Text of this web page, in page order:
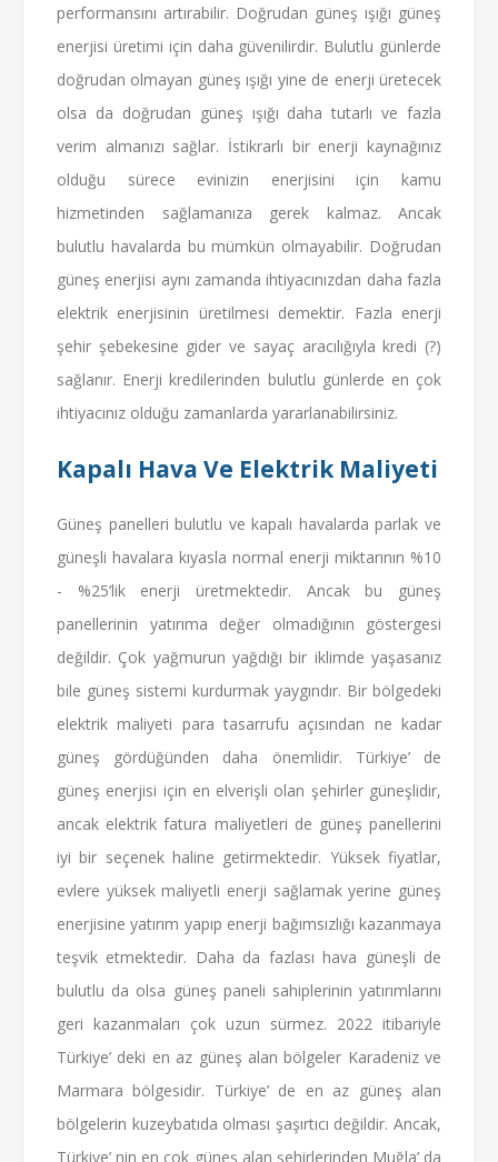
performansını artırabilir. Doğrudan güneş ışığı güneş
enerjisi üretimi için daha güvenilirdir. Bulutlu günlerde
doğrudan olmayan güneş ışığı yine de enerji üretecek
olsa da doğrudan güneş ışığı daha tutarlı ve fazla
verim almanızı sağlar. İstikrarlı bir enerji kaynağınız
olduğu sürece evinizin enerjisini için kamu
hizmetinden sağlamanıza gerek kalmaz. Ancak
bulutlu havalarda bu mümkün olmayabilir. Doğrudan
güneş enerjisi aynı zamanda ihtiyacınızdan daha fazla
elektrik enerjisinin üretilmesi demektir. Fazla enerji
şehir şebekesine gider ve sayaç aracılığıyla kredi (?)
sağlanır. Enerji kredilerinden bulutlu günlerde en çok
ihtiyacınız olduğu zamanlarda yararlanabilirsiniz.
Kapalı Hava Ve Elektrik Maliyeti
Güneş panelleri bulutlu ve kapalı havalarda parlak ve
güneşli havalara kıyasla normal enerji miktarının %10
- %25’lik enerji üretmektedir. Ancak bu güneş
panellerinin yatırıma değer olmadığının göstergesi
değildir. Çok yağmurun yağdığı bir iklimde yaşasanız
bile güneş sistemi kurdurmak yaygındır. Bir bölgedeki
elektrik maliyeti para tasarrufu açısından ne kadar
güneş gördüğünden daha önemlidir. Türkiye’ de
güneş enerjisi için en elverişli olan şehirler güneşlidir,
ancak elektrik fatura maliyetleri de güneş panellerini
iyi bir seçenek haline getirmektedir. Yüksek fiyatlar,
evlere yüksek maliyetli enerji sağlamak yerine güneş
enerjisine yatırım yapıp enerji bağımsızlığı kazanmaya
teşvik etmektedir. Daha da fazlası hava güneşli de
bulutlu da olsa güneş paneli sahiplerinin yatırımlarını
geri kazanmaları çok uzun sürmez. 2022 itibariyle
Türkiye’ deki en az güneş alan bölgeler Karadeniz ve
Marmara bölgesidir. Türkiye’ de en az güneş alan
bölgelerin kuzeybatıda olması şaşırtıcı değildir. Ancak,
Türkiye’ nin en çok güneş alan şehirlerinden Muğla’ da